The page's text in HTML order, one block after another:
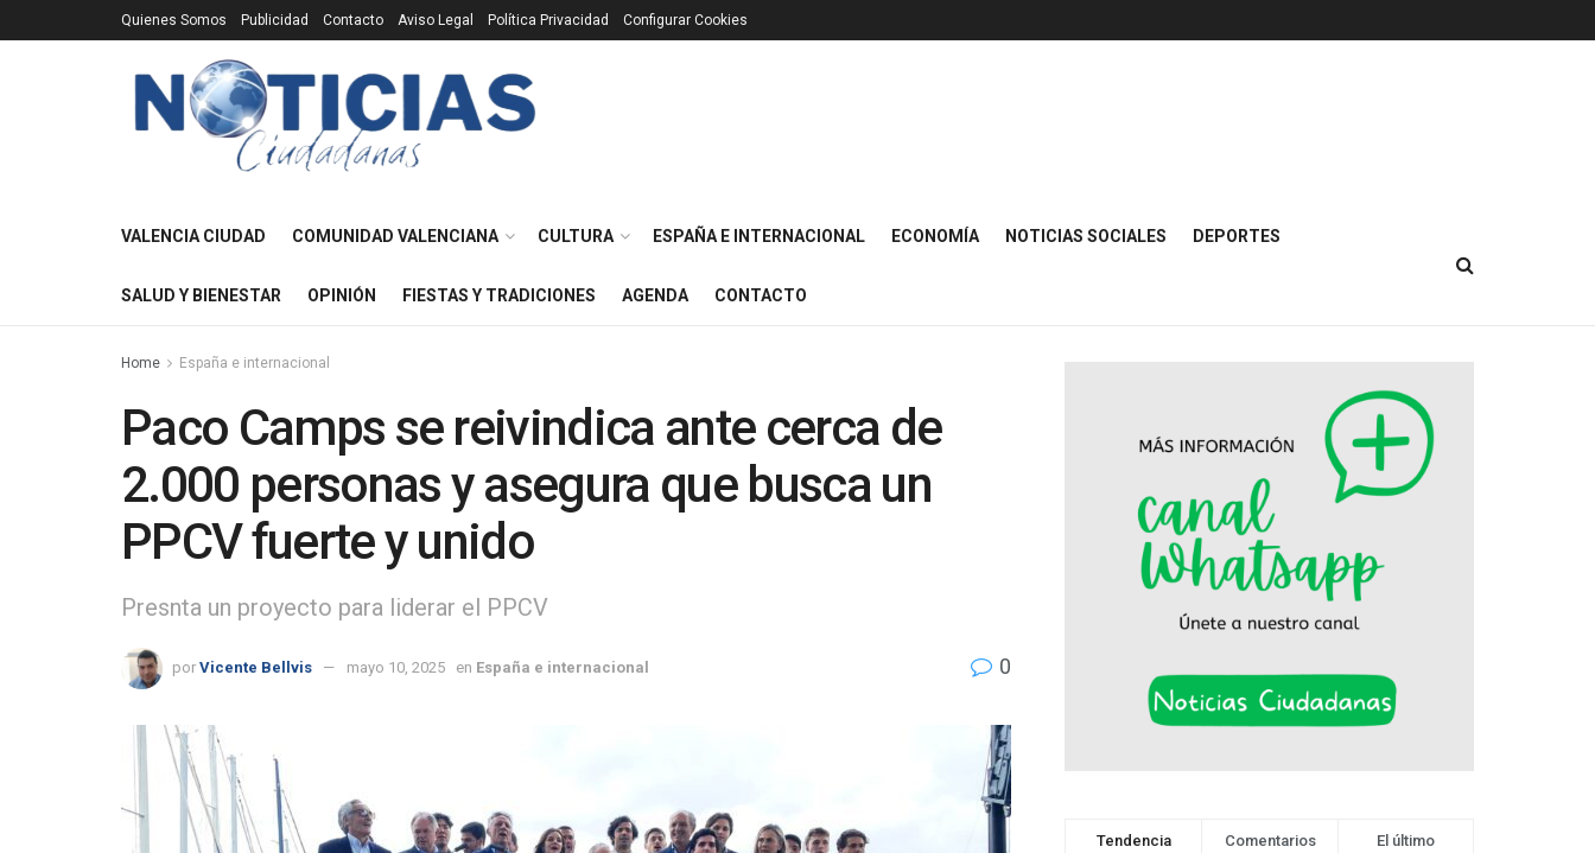
Quienes Somos Publicidad Contacto Aviso Legal Política Privacidad Configurar Cookies
VALENCIA CIUDAD COMUNIDAD VALENCIANA CULTURA ESPAÑA E INTERNACIONAL ECONOMÍA NOTICIAS SOCIALES DEPORTES
SALUD Y BIENESTAR OPINIÓN FIESTAS Y TRADICIONES AGENDA CONTACTO
Home España e internacional
Paco Camps se reivindica ante cerca de
2.000 personas y asegura que busca un
PPCV fuerte y unido
Presnta un proyecto para liderar el PPCV
por Vicente Bellvis mayo 10, 2025 en España e internacional 0
Tendencia Comentarios El último